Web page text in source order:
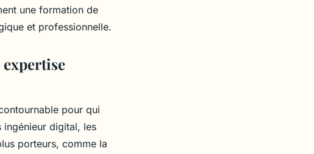
une formation de
et professionnelle.
pour qui
ingénieur digital, les
porteurs, comme la